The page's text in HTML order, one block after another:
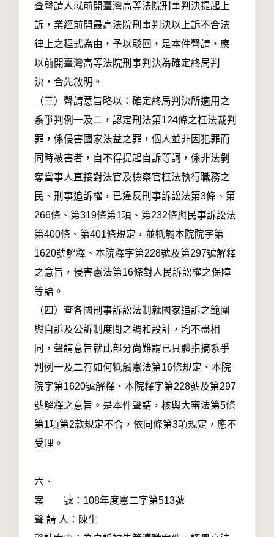
查聲請人就前開臺灣高等法院刑事判決提起上
訴，業經前開最高法院刑事判決以上訴不合法
律上之程式為由，予以駁回，是本件聲請，應
以前開臺灣高等法院刑事判決為確定終局判
決，合先敘明。
（三）聲請意旨略以：確定終局判決所適用之
系爭判例一及二，認定刑法第124條之枉法裁判
罪，係侵害國家法益之罪，個人並非因犯罪而
同時被害者，自不得提起自訴等詞，係非法剝
奪當事人直接對法官及檢察官枉法執行職務之
民、刑事追訴權，已違反刑事訴訟法第3條、第
266條、第319條第1項、第232條與民事訴訟法
第400條、第401條規定，並牴觸本院院字第
1620號解釋、本院釋字第228號及第297號解釋
之意旨，侵害憲法第16條對人民訴訟權之保障
等語。
（四）查各國刑事訴訟法制就國家追訴之範圍
與自訴及公訴制度間之調和設計，均不盡相
同，聲請意旨就此部分尚難謂已具體指摘系爭
判例一及二有如何牴觸憲法第16條規定、本院
院字第1620號解釋、本院釋字第228號及第297
號解釋之意旨。是本件聲請，核與大審法第5條
第1項第2款規定不合，依同條第3項規定，應不
受理。
六、
案 號：108年度憲二字第513號
聲 請 人：陳生